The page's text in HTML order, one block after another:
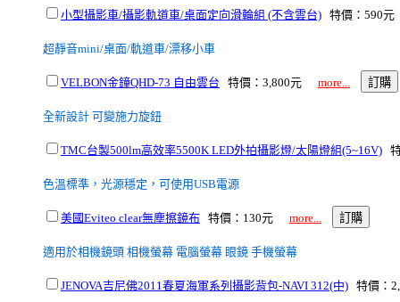
小型攝影車/攝影軌道車/桌面定向滑輪組 (不含雲台) 特價：590
超靜音mini/桌面/軌道車/漂移小車
VELBON金鐘QHD-73 自由雲台 特價：3,800元 more...
全新設計 可變施力旋鈕
TMC台製500lm高效率5500K LED外拍攝影燈/太陽燈組(5~16V)
色溫標準，光源穩定，可使用USB電源
美國Eviteo clear無塵擦鏡布 特價：130元 more...
適用於相機鏡頭 相機螢幕 電腦螢幕 眼鏡 手機螢幕
JENOVA吉尼佛2011春夏海軍系列攝影背包-NAVI 312(中) 特價：